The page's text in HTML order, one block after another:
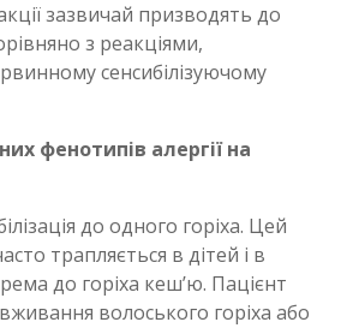
зазвичай призводять до
з реакціями,
сенсибілізуючому
фенотипів алергії на
до одного горіха. Цей
трапляється в дітей і в
до горіха кеш’ю. Пацієнт
волоського горіха або